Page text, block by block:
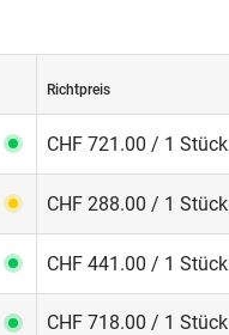
Richtpreis
CHF 721.00 / 1 Stück
CHF 288.00 / 1 Stück
CHF 441.00 / 1 Stück
CHF 718.00 / 1 Stück